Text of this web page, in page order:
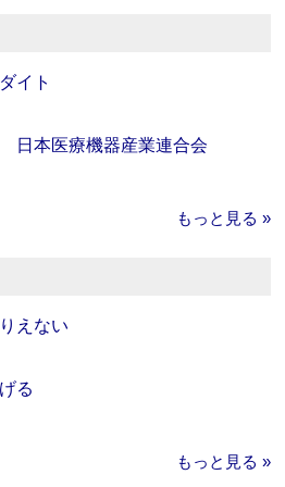
イト
日本医療機器産業連合会
もっと見る »
えない
る
もっと見る »